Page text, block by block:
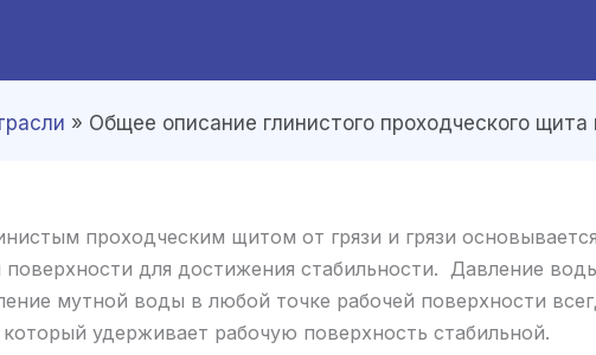
» Общее описание глинистого проходческого
проходческим щитом от грязи и грязи
для достижения стабильности. Давление
мутной воды в любой точке рабочей поверхности
удерживает рабочую поверхность стабильной.